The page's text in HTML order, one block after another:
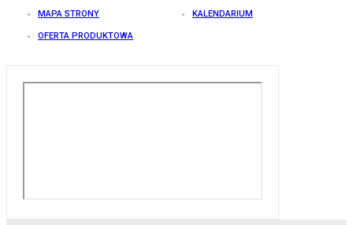
MAPA STRONY KALENDARIUM
OFERTA PRODUKTOWA